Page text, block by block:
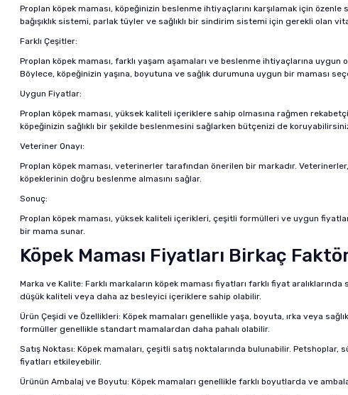
Proplan köpek maması, köpeğinizin beslenme ihtiyaçlarını karşılamak için
bağışıklık sistemi, parlak tüyler ve sağlıklı bir sindirim sistemi için gerekli olan
Farklı Çeşitler:
Proplan köpek maması, farklı yaşam aşamaları ve beslenme ihtiyaçlarına
Böylece, köpeğinizin yaşına, boyutuna ve sağlık durumuna uygun bir maması
Uygun Fiyatlar:
Proplan köpek maması, yüksek kaliteli içeriklere sahip olmasına rağmen
köpeğinizin sağlıklı bir şekilde beslenmesini sağlarken bütçenizi de
Veteriner Onayı:
Proplan köpek maması, veterinerler tarafından önerilen bir markadır.
köpeklerinin doğru beslenme almasını sağlar.
Sonuç:
Proplan köpek maması, yüksek kaliteli içerikleri, çeşitli formülleri ve uygun
bir mama sunar.
Köpek Maması Fiyatları Birkaç
Marka ve Kalite: Farklı markaların köpek maması fiyatları farklı fiyat
düşük kaliteli veya daha az besleyici içeriklere sahip olabilir.
Ürün Çeşidi ve Özellikleri: Köpek mamaları genellikle yaşa, boyuta, ırka veya
formüller genellikle standart mamalardan daha pahalı olabilir.
Satış Noktası: Köpek mamaları, çeşitli satış noktalarında bulunabilir.
fiyatları etkileyebilir.
Ürünün Ambalaj ve Boyutu: Köpek mamaları genellikle farklı boyutlarda ve